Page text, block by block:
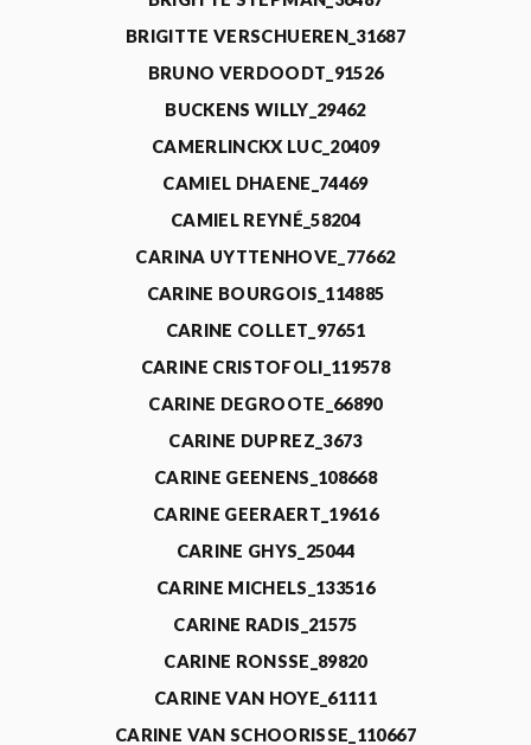
BRIGITTE VERSCHUEREN_31687
BRUNO VERDOODT_91526
BUCKENS WILLY_29462
CAMERLINCKX LUC_20409
CAMIEL DHAENE_74469
CAMIEL REYNÉ_58204
CARINA UYTTENHOVE_77662
CARINE BOURGOIS_114885
CARINE COLLET_97651
CARINE CRISTOFOLI_119578
CARINE DEGROOTE_66890
CARINE DUPREZ_3673
CARINE GEENENS_108668
CARINE GEERAERT_19616
CARINE GHYS_25044
CARINE MICHELS_133516
CARINE RADIS_21575
CARINE RONSSE_89820
CARINE VAN HOYE_61111
CARINE VAN SCHOORISSE_110667